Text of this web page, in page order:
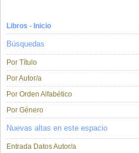
Libros - Inicio
Búsquedas
Por Título
Por Autor/a
Por Orden Alfabético
Por Género
Nuevas altas en este espacio
Entrada Datos Autor/a